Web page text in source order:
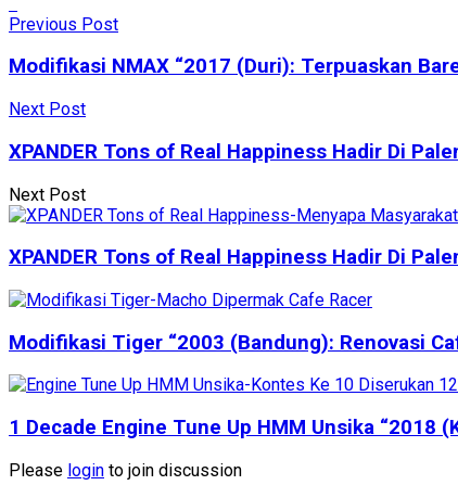
Previous Post
Modifikasi NMAX “2017 (Duri): Terpuaskan
Next Post
XPANDER Tons of Real Happiness Hadir Di
Next Post
XPANDER Tons of Real Happiness Hadir Di
Modifikasi Tiger “2003 (Bandung): Renovasi
1 Decade Engine Tune Up HMM Unsika “2018
Please login to join discussion